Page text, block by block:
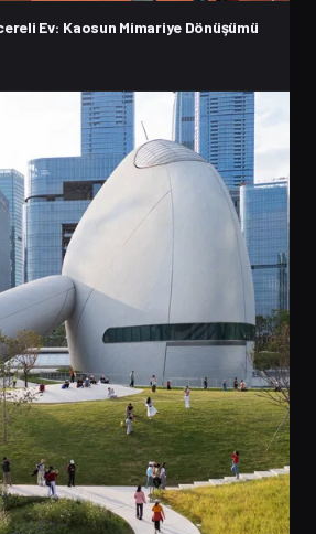
Ev: Kaosun Mimariye Dönüşümü